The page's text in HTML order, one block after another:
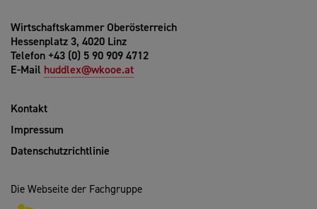
Wirtschaftskammer Oberösterreich
Hessenplatz 3, 4020 Linz
Telefon +43 (0) 5 90 909 4712
E-Mail huddlex@wkooe.at
Kontakt
Impressum
Datenschutzrichtlinie
Die Webseite der Fachgruppe